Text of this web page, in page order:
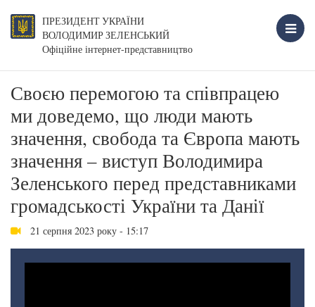
ПРЕЗИДЕНТ УКРАЇНИ
ВОЛОДИМИР ЗЕЛЕНСЬКИЙ
Офіційне інтернет-представництво
Своєю перемогою та співпрацею
ми доведемо, що люди мають
значення, свобода та Європа мають
значення – виступ Володимира
Зеленського перед представниками
громадськості України та Данії
21 серпня 2023 року - 15:17